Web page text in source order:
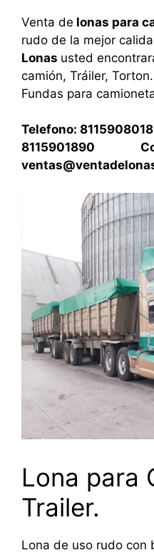
Venta de lonas para
rudo de la mejor
Lonas usted
camión, Tráiler,
Fundas para
Telefono:
8115901890
Lona para
Trailer.
Lona de uso rudo con